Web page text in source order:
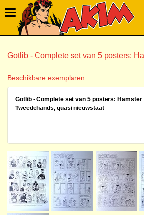
Gotlib - Complete set van 5 posters:
Beschikbare exemplaren
Gotlib - Complete set van 5 posters: Hamster
Tweedehands, quasi nieuwstaat